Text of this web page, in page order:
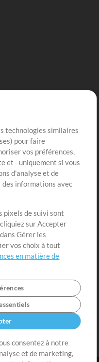
technologies similaires
pour faire
vos préférences,
et - uniquement si vous
d'analyse et de
informations avec
pixels de suivi sont
sur Accepter
Gérer les
vos choix à tout
en matière de
consentez à notre
et de marketing,